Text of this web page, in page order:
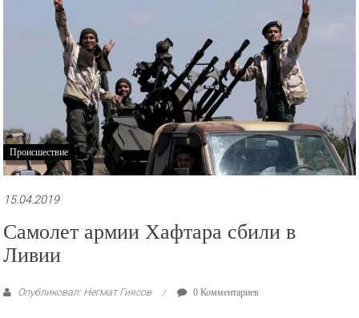
Происшествие
15.04.2019
Самолет армии Хафтара сбили в
Ливии
Опубликовал: Негмат Гиясов 0 Комментариев